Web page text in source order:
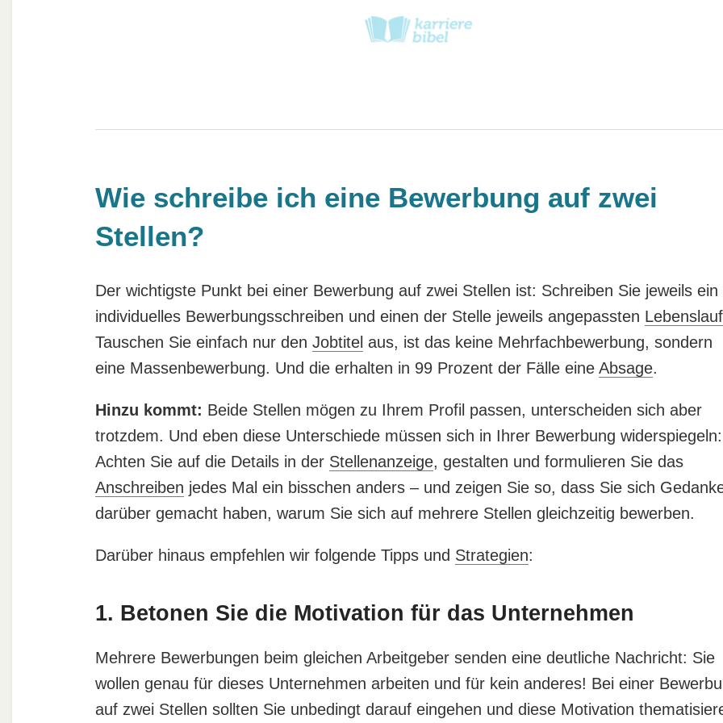
Wie schreibe ich eine Bewerbung auf zwei
Stellen?
Der wichtigste Punkt bei einer Bewerbung auf zwei Stellen ist: Schreiben Sie jeweils ein
individuelles Bewerbungsschreiben und einen der Stelle jeweils angepassten Lebenslauf
Tauschen Sie einfach nur den Jobtitel aus, ist das keine Mehrfachbewerbung, sondern
eine Massenbewerbung. Und die erhalten in 99 Prozent der Fälle eine Absage.
Hinzu kommt: Beide Stellen mögen zu Ihrem Profil passen, unterscheiden sich aber
trotzdem. Und eben diese Unterschiede müssen sich in Ihrer Bewerbung widerspiegeln:
Achten Sie auf die Details in der Stellenanzeige, gestalten und formulieren Sie das
Anschreiben jedes Mal ein bisschen anders – und zeigen Sie so, dass Sie sich
darüber gemacht haben, warum Sie sich auf mehrere Stellen gleichzeitig bewerben.
Darüber hinaus empfehlen wir folgende Tipps und Strategien:
1. Betonen Sie die Motivation für das Unternehmen
Mehrere Bewerbungen beim gleichen Arbeitgeber senden eine deutliche Nachricht: Sie
wollen genau für dieses Unternehmen arbeiten und für kein anderes! Bei einer
auf zwei Stellen sollten Sie unbedingt darauf eingehen und diese Motivation